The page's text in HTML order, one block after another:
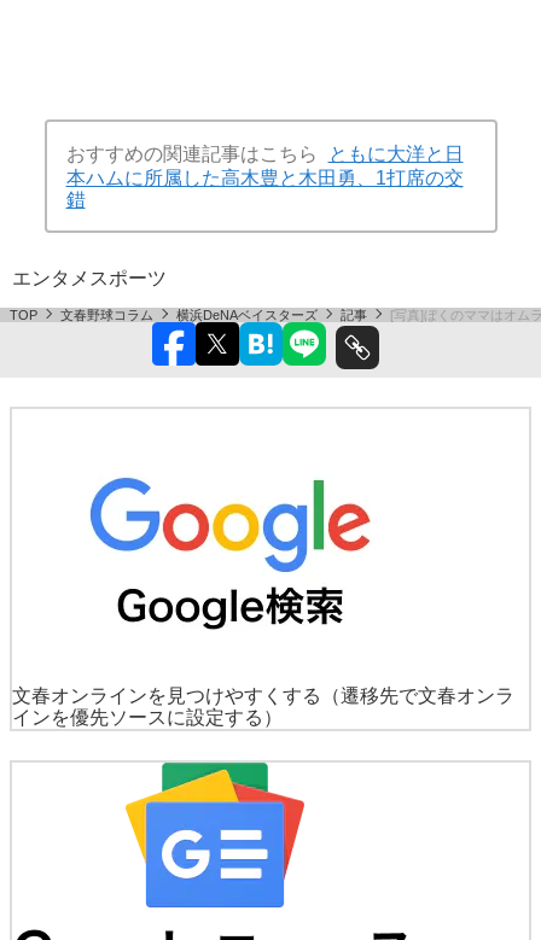
おすすめの関連記事はこちら
ともに大洋と日
本ハムに所属した高木豊と木田勇、1打席の交
錯
エンタメ スポーツ
TOP 文春野球コラム 横浜DeNAベイスターズ 記事 [写真]ぼくのママはオム
文春オンラインを見つけやすくする
（遷移先で文春オンラ
インを優先ソースに設定する）